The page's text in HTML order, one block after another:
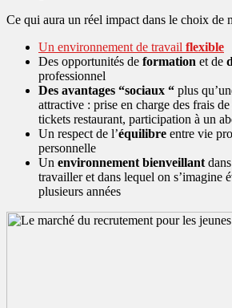
Ce qui aura un réel impact dans le choix de
Un environnement de travail flexible
Des opportunités de formation et de
professionnel
Des avantages “sociaux “ plus
attractive : prise en charge des frais
tickets restaurant, participation à un
Un respect de l’équilibre entre vie
personnelle
Un environnement bienveillant
travailler et dans lequel on s’imagine
plusieurs années